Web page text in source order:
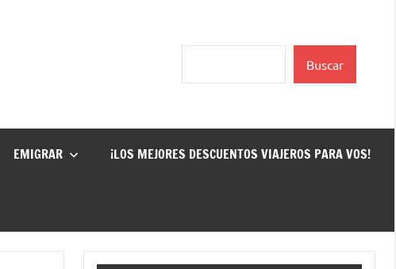
Buscar
EMIGRAR ¡LOS MEJORES DESCUENTOS VIAJEROS PARA VOS!